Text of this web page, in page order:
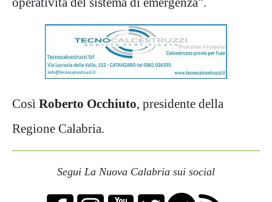
Così Roberto Occhiuto, presidente della
Regione Calabria.
Segui La Nuova Calabria sui social